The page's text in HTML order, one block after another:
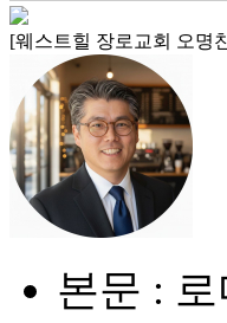
[웨스트힐 장로교회 오명
본문 : 로